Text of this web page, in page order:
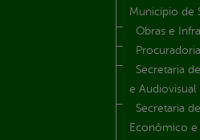
Município de
Obras e
Secretaria
e Audiovisual
Secretaria
Econômico e